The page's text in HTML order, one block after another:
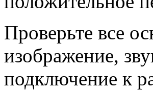
Проверьте все
изображение,
подключение к